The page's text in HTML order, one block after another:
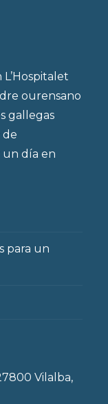
ourensano
gallegas
de
un día en
para un
Vilalba,